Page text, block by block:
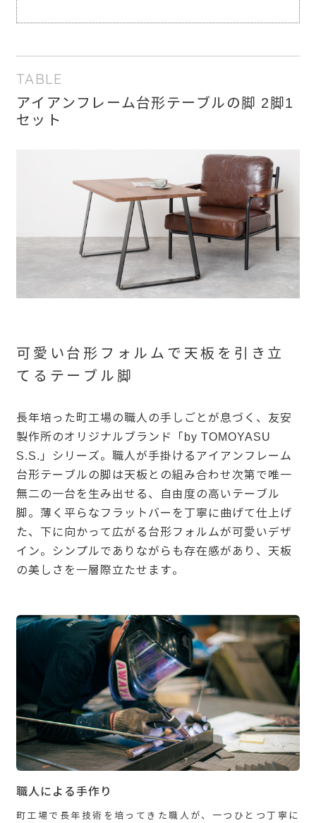
TABLE
アイアンフレーム台形テーブルの脚 2脚1
セット
可愛い台形フォルムで天板を引き立
てるテーブル脚
長年培った町工場の職人の手しごとが息づく、友安
製作所のオリジナルブランド「by TOMOYASU
S.S.」シリーズ。職人が手掛けるアイアンフレーム
台形テーブルの脚は天板との組み合わせ次第で唯一
無二の一台を生み出せる、自由度の高いテーブル
脚。薄く平らなフラットバーを丁寧に曲げて仕上げ
た、下に向かって広がる台形フォルムが可愛いデザ
イン。シンプルでありながらも存在感があり、天板
の美しさを一層際立たせます。
職人による手作り
町工場で長年技術を培ってきた職人が、一つひとつ丁寧に